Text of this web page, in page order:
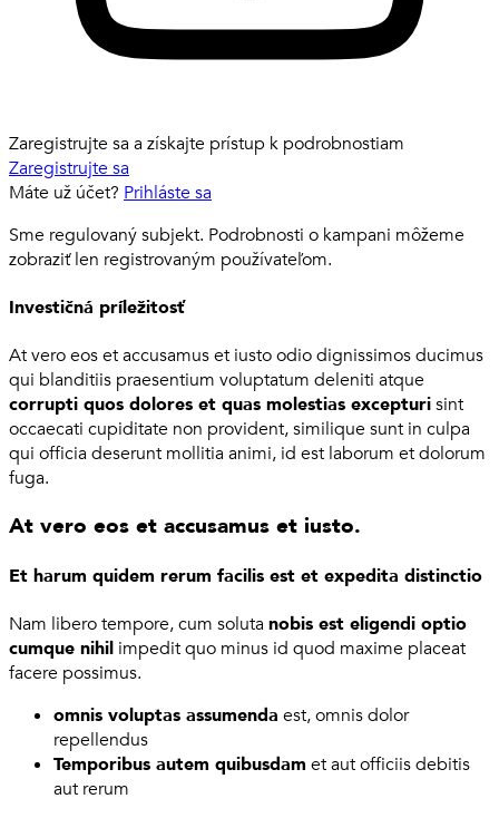
Zaregistrujte sa a získajte prístup k podrobnostiam
Zaregistrujte sa
Máte už účet? Prihláste sa
Sme regulovaný subjekt. Podrobnosti o kampani môžeme
zobraziť len registrovaným používateľom.
Investičná príležitosť
At vero eos et accusamus et iusto odio dignissimos ducimus
qui blanditiis praesentium voluptatum deleniti atque
corrupti quos dolores et quas molestias excepturisint
occaecati cupiditate non provident, similique sunt in culpa
qui officia deserunt mollitia animi, id est laborum et dolorum
fuga.
At vero eos et accusamus et iusto.
Et harum quidem rerum facilis est et expedita distinctio
Nam libero tempore, cum soluta nobis est eligendi optio
cumque nihil impedit quo minus id quod maxime placeat
facere possimus.
omnis voluptas assumenda est, omnis dolor
repellendus
Temporibus autem quibusdam et aut officiis debitis
aut rerum